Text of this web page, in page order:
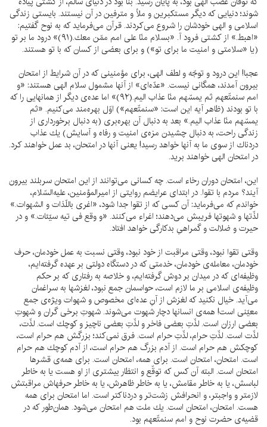
شوند؛ دنيايى كه ديگر مستكبرين و ملأ و مترفين در آن نيستند. بايستى زندگى
اسلامى و الهى خودشان را شروع مى‌كردند. قرآن مى‌فرمايد كه به نوح گفتيم:
«اهبط.» از كشتى فرود آ. «بسلام منّا على امم ممّن معك.(۹۱)» درود ما بر تو
(يا «سلامتى و امنيت ما براى تو») و براى بعضى از كسان كه با تو هستند.
عجبا! اين درود و توجّه و لطف الهى، براى مؤمنينى كه در آن شرايط از امتحان
بيرون آمدند، همگانى نيست. «عدّه‌اى» از آنها مشمول سلام الهى هستند: «و
امم سنمتّعهم ثم يمسّهم منّا عذاب اليم.(۹۲)» اما عده‌ى ديگر از همانهايى را كه
با تو بودند (ظاهر آيه اين است: «سنمتّعهم») اوّل بهره‌مند مى‌كنيم. «ثم
يمسّهم منّا عذاب اليم.» بعد به دنبال آن بهره‌برى (به دنبال برخوردارى از
زندگى راحت، به دنبال چشيدن مزه‌ى امنيت و رفاه و آسايش) يك عذاب
دردناك از سوى ما به آنها خواهد رسيد! يعنى آنها در امتحان، بد عمل خواهند كرد.
در امتحان الهى خواهند بريد.
اين، امتحان دوران رخاء است. چه كسانى مى‌توانند از اين امتحان سربلند بيرون
آيند؟ مردم با تقوا. در ابتداى عرايضم روايتى از اميرالمؤمنين، عليه‌السّلام،
خواندم كه مى‌فرمايد: آن كسى كه از تقوا جدا شود، «اغرى باللّذات و الشهوات.»
لذّتها و شهوتها فريبش مى‌دهند؛ اغراء مى‌كنند. «و وقع فى تيه سيّئات.» و در
حيرت و ضلالت و گمراهىِ بدكارگى خواهد افتاد.
وقتى تقوا نبود، وقتى مراقبت از خود نبود، وقتى نسبت به عمل خودمان، حرف
خودمان، معامله‌ى خودمان، خدمتى كه در دستگاه دولتى بر عهده گرفته‌ايم،
وظيفه‌اى كه در ميدان بر دوش گرفته‌ايم، و خلاصه به رفتارى كه بر حكم
وظيفه‌ى اسلامى بر ما لازم است، حواسمان جمع نبود، لغزشها به سراغمان
مى‌آيد. خيال نكنيد كه لغزش از آنِ عده‌اى مخصوص و شهوات ويژه‌ى جمع
معيّنى است! همه‌ى انسانها دچار شهوت مى‌شوند. شهوتِ برخى گران و شهوتِ
بعضى ارزان است. لذّتِ بعضى فاخر و لذّتِ بعضى ناچيز و كوچك است. لذّت،
لذّت است. لذّتِ حرام، لذّتِ حرام است. فرق نمى‌كند؛ بزرگش هم حرام است،
كوچكش هم حرام است. از آدم بزرگ هم حرام است، از آدم كوچك هم حرام
است. امتحان، امتحان است. براى همه، امتحان است. براى همه‌ى قشرها
امتحان است. البته آن كس كه توقّع و انتظار بيشترى از او هست يا به خاطر
لباسش، يا به خاطر مقامش، يا به خاطر ظاهرش، يا به خاطر حرفهاش مراقبتش
لازمتر و واجبتر، و انحرافش زشت‌تر و دردناكتر است. اما امتحان براى همه
هست. امتحان، امتحان است. يك ملت هم امتحان مى‌شود. همان‌طور كه در
قضيه‌ى حضرت نوح و امم سنمتّعهم بود.